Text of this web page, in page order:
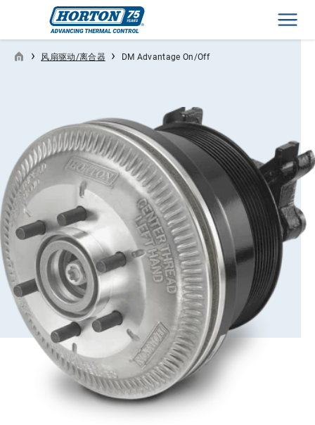
› 风扇驱动/离合器 › DM Advantage On/Off